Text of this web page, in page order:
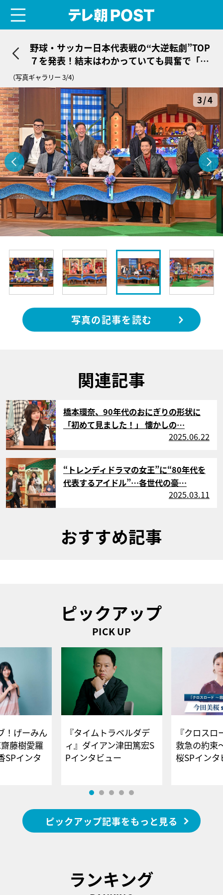
野球・サッカー日本代表戦の“大逆転劇”TOP
７を発表！結末はわかっていても興奮で「眠
れない」
（写真ギャラリー 3/4）
3/4
写真の記事を読む
関連記事
サムネイル
橋本環奈、90年代のおにぎりの形状に
「初めて見ました！」 懐かしの…
2025.06.22
サムネイル
“トレンディドラマの女王”に“80年代を
代表するアイドル”…各世代の豪…
2025.03.11
おすすめ記事
ピックアップ
PICK UP
！げーみん
藤樹愛羅
SPインタ
『タイムトラベルダデ
ィ』ダイアン津田篤宏S
Pインタビュー
『クロス
救急の約束
桜SPイ
ピックアップ記事をもっと見る
ランキング